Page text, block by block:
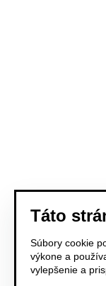
Táto
Súbory cookie
výkone a
vylepšenie a